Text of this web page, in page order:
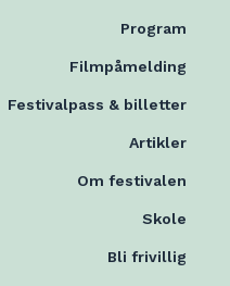
Program
Filmpåmelding
Festivalpass & billetter
Artikler
Om festivalen
Skole
Bli frivillig